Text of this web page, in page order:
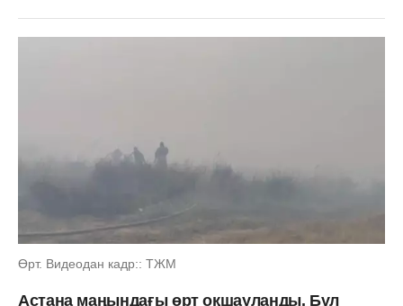
Өрт. Видеодан кадр:: ТЖМ
Астана маңындағы өрт оқшауланды. Бұл